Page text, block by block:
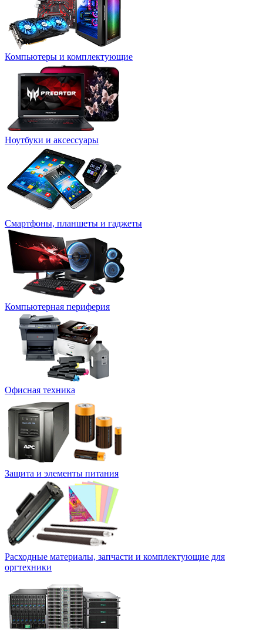
Компьютеры и комплектующие
Ноутбуки и аксессуары
Смартфоны, планшеты и гаджеты
Компьютерная периферия
Офисная техника
Защита и элементы питания
Расходные материалы, запчасти и комплектующие для
оргтехники